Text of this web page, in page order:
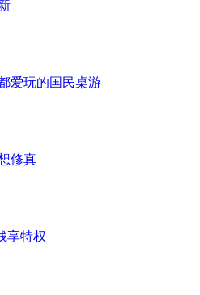
爱玩的国民桌游
修真
享特权